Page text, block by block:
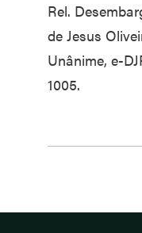
Rel.
de Jesus
Unânime, e-
1005.